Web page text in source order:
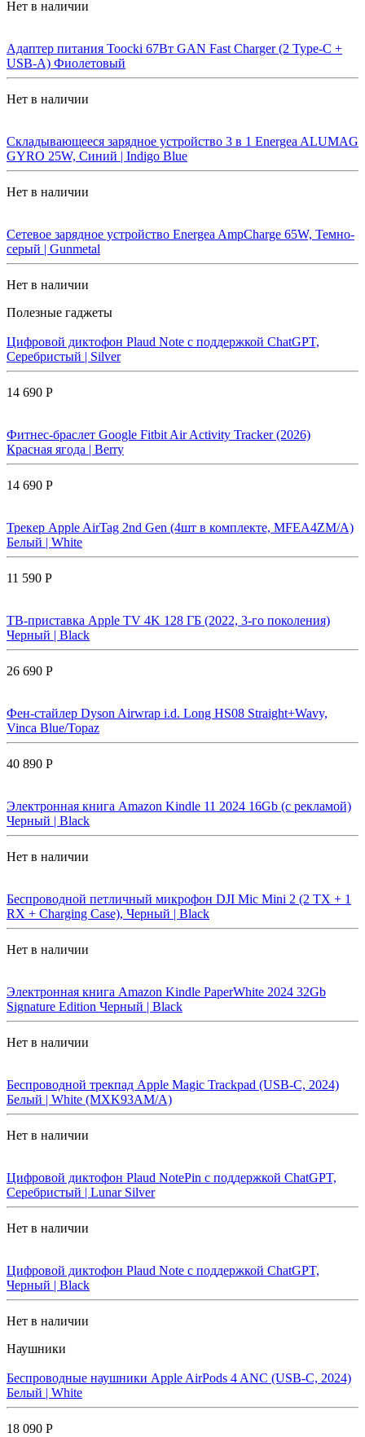
Нет в наличии
Адаптер питания Toocki 67Вт GAN Fast Charger (2 Type-C +
USB-A) Фиолетовый
Нет в наличии
Складывающееся зарядное устройство 3 в 1 Energea ALUMAG
GYRO 25W, Синий | Indigo Blue
Нет в наличии
Сетевое зарядное устройство Energea AmpCharge 65W, Темно-
серый | Gunmetal
Нет в наличии
Полезные гаджеты
Цифровой диктофон Plaud Note с поддержкой ChatGPT,
Серебристый | Silver
14 690 Р
Фитнес-браслет Google Fitbit Air Activity Tracker (2026)
Красная ягода | Berry
14 690 Р
Трекер Apple AirTag 2nd Gen (4шт в комплекте, MFEA4ZM/A)
Белый | White
11 590 Р
ТВ-приставка Apple TV 4K 128 ГБ (2022, 3-го поколения)
Черный | Black
26 690 Р
Фен-стайлер Dyson Airwrap i.d. Long HS08 Straight+Wavy,
Vinca Blue/Topaz
40 890 Р
Электронная книга Amazon Kindle 11 2024 16Gb (с рекламой)
Черный | Black
Нет в наличии
Беспроводной петличный микрофон DJI Mic Mini 2 (2 TX + 1
RX + Charging Case), Черный | Black
Нет в наличии
Электронная книга Amazon Kindle PaperWhite 2024 32Gb
Signature Edition Черный | Black
Нет в наличии
Беспроводной трекпад Apple Magic Trackpad (USB-C, 2024)
Белый | White (MXK93AM/A)
Нет в наличии
Цифровой диктофон Plaud NotePin с поддержкой ChatGPT,
Серебристый | Lunar Silver
Нет в наличии
Цифровой диктофон Plaud Note с поддержкой ChatGPT,
Черный | Black
Нет в наличии
Наушники
Беспроводные наушники Apple AirPods 4 ANC (USB-C, 2024)
Белый | White
18 090 Р